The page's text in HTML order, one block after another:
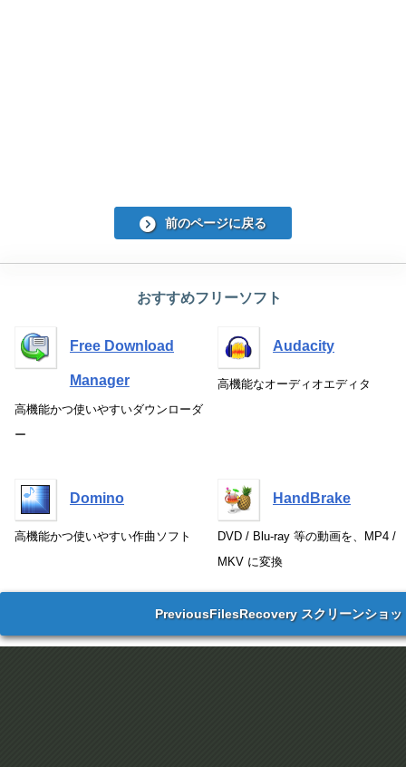
前のページに戻る
おすすめフリーソフト
Free Download
Manager
高機能かつ使いやすいダウンローダ
ー
Audacity
高機能なオーディオエディタ
Domino
高機能かつ使いやすい作曲ソフト
HandBrake
DVD / Blu-ray 等の動画を、MP4 /
MKV に変換
PreviousFilesRecovery スクリーンショッ